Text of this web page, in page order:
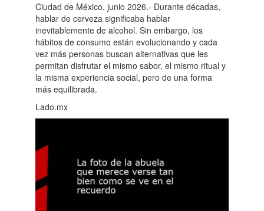
Ciudad de México, junio 2026.- Durante décadas,
hablar de cerveza significaba hablar
inevitablemente de alcohol. Sin embargo, los
hábitos de consumo están evolucionando y cada
vez más personas buscan alternativas que les
permitan disfrutar el mismo sabor, el mismo ritual y
la misma experiencia social, pero de una forma
más equilibrada.
Lado.mx